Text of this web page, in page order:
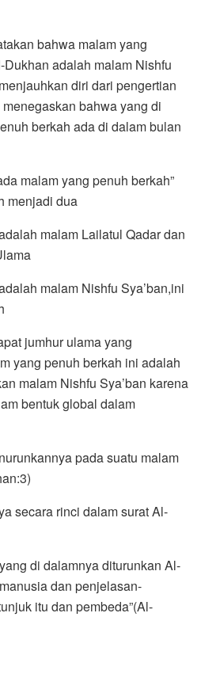
bahwa malam yang
adalah malam Nishfu
diri dari pengertian
bahwa yang di
berkah ada di dalam bulan
malam yang penuh berkah”
menjadi dua
malam Lailatul Qadar dan
malam Nishfu Sya’ban,ini
jumhur ulama yang
yang penuh berkah ini adalah
malam Nishfu Sya’ban karena
bentuk global dalam
pada suatu malam
secara rinci dalam surat Al-
di dalamnya diturunkan Al-
dan penjelasan-
itu dan pembeda”(Al-